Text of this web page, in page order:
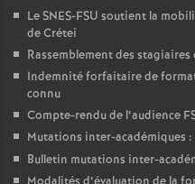
LeSNES-FSU soutient la
de Crétei
Rassemblement des
Indemnité forfaitaire de
connu
Compte-rendu de l’audience
Mutations inter-académiques
Bulletin mutations inter-